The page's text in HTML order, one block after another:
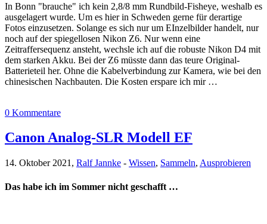
In Bonn "brauche" ich kein 2,8/8 mm Rundbild-Fisheye, weshalb es
ausgelagert wurde. Um es hier in Schweden gerne für derartige
Fotos einzusetzen. Solange es sich nur um EInzelbilder handelt, nur
noch auf der spiegellosen Nikon Z6. Nur wenn eine
Zeitraffersequenz ansteht, wechsle ich auf die robuste Nikon D4 mit
dem starken Akku. Bei der Z6 müsste dann das teure Original-
Batterieteil her. Ohne die Kabelverbindung zur Kamera, wie bei den
chinesischen Nachbauten. Die Kosten erspare ich mir …
0 Kommentare
Canon Analog-SLR Modell EF
14. Oktober 2021, Ralf Jannke - Wissen, Sammeln, Ausprobieren
Das habe ich im Sommer nicht geschafft …